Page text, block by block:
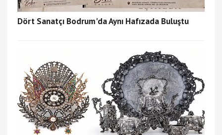
Dört Sanatçı Bodrum'da Aynı Hafızada Buluştu